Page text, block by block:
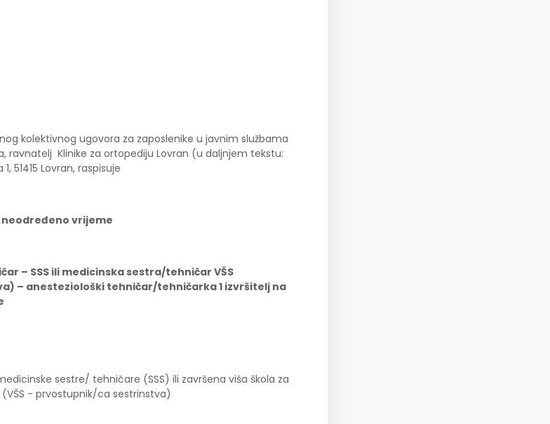
kolektivnog ugovora za zaposlenike u javnim službama
ravnatelj Klinike za ortopediju Lovran (u daljnjem tekstu:
51415 Lovran, raspisuje
neodređeno vrijeme
– SSS ili medicinska sestra/tehničar VŠS
– anesteziološki tehničar/tehničarka 1 izvršitelj na
sestre/ tehničare (SSS) ili završena viša škola za
- prvostupnik/ca sestrinstva)